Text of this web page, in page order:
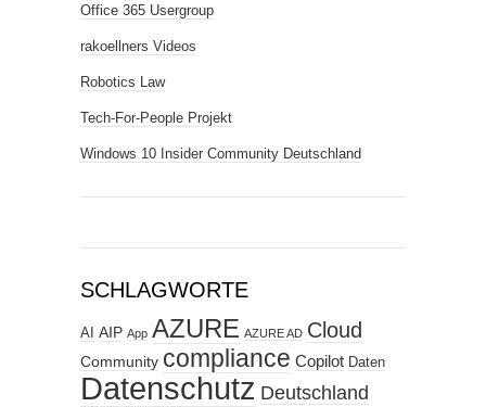
Office 365 Usergroup
rakoellners Videos
Robotics Law
Tech-For-People Projekt
Windows 10 Insider Community Deutschland
SCHLAGWORTE
AI AIP App AZURE AZURE AD Cloud
Community compliance Copilot Daten
Datenschutz Deutschland